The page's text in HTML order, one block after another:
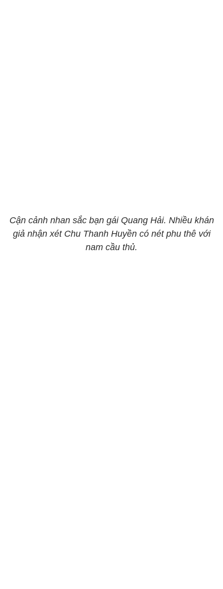
Cận cảnh nhan sắc bạn gái Quang Hải. Nhiều khán
giả nhận xét Chu Thanh Huyền có nét phu thê với
nam cầu thủ.